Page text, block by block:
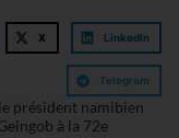
X LinkedIn
Telegram
président namibien
à la 72e